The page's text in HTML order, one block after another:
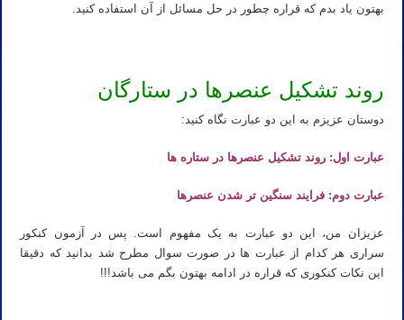
بهتون یاد بدم که قراره چطور در حل مسائل از آن استفاده کنید.
روند تشکیل عنصرها در ستارگان
دوستان عزیزم به این دو عبارت نگاه کنید:
عبارت اول: روند تشکیل عنصرها در ستاره ها
عبارت دوم: فرایند سنگین تر شدن عنصرها
عزیزان من، این دو عبارت به یک مفهوم است. پس در آزمون کنکور
سراری هر کدام از عبارت ها در صورت سوال مطرح شد بدانید که دقیقا
این نکات کنکوری که قراره در ادامه بهتون بگم می باشد!!!